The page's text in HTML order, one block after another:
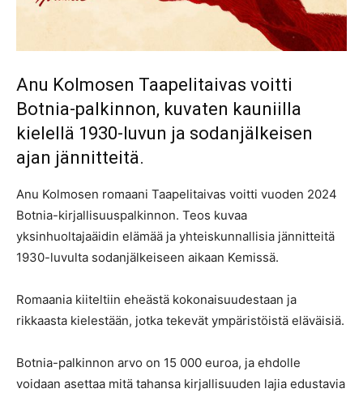
Anu Kolmosen Taapelitaivas voitti
Botnia-palkinnon, kuvaten kauniilla
kielellä 1930-luvun ja sodanjälkeisen
ajan jännitteitä.
Anu Kolmosen romaani Taapelitaivas voitti vuoden 2024
Botnia-kirjallisuuspalkinnon. Teos kuvaa
yksinhuoltajaäidin elämää ja yhteiskunnallisia jännitteitä
1930-luvulta sodanjälkeiseen aikaan Kemissä.
Romaania kiiteltiin eheästä kokonaisuudestaan ja
rikkaasta kielestään, jotka tekevät ympäristöistä eläväisiä.
Botnia-palkinnon arvo on 15 000 euroa, ja ehdolle
voidaan asettaa mitä tahansa kirjallisuuden lajia edustavia